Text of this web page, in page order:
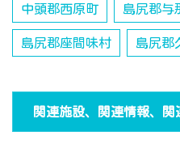
中頭郡西原町 島尻郡与
島尻郡座間味村 島尻郡
関連施設、関連情報、関